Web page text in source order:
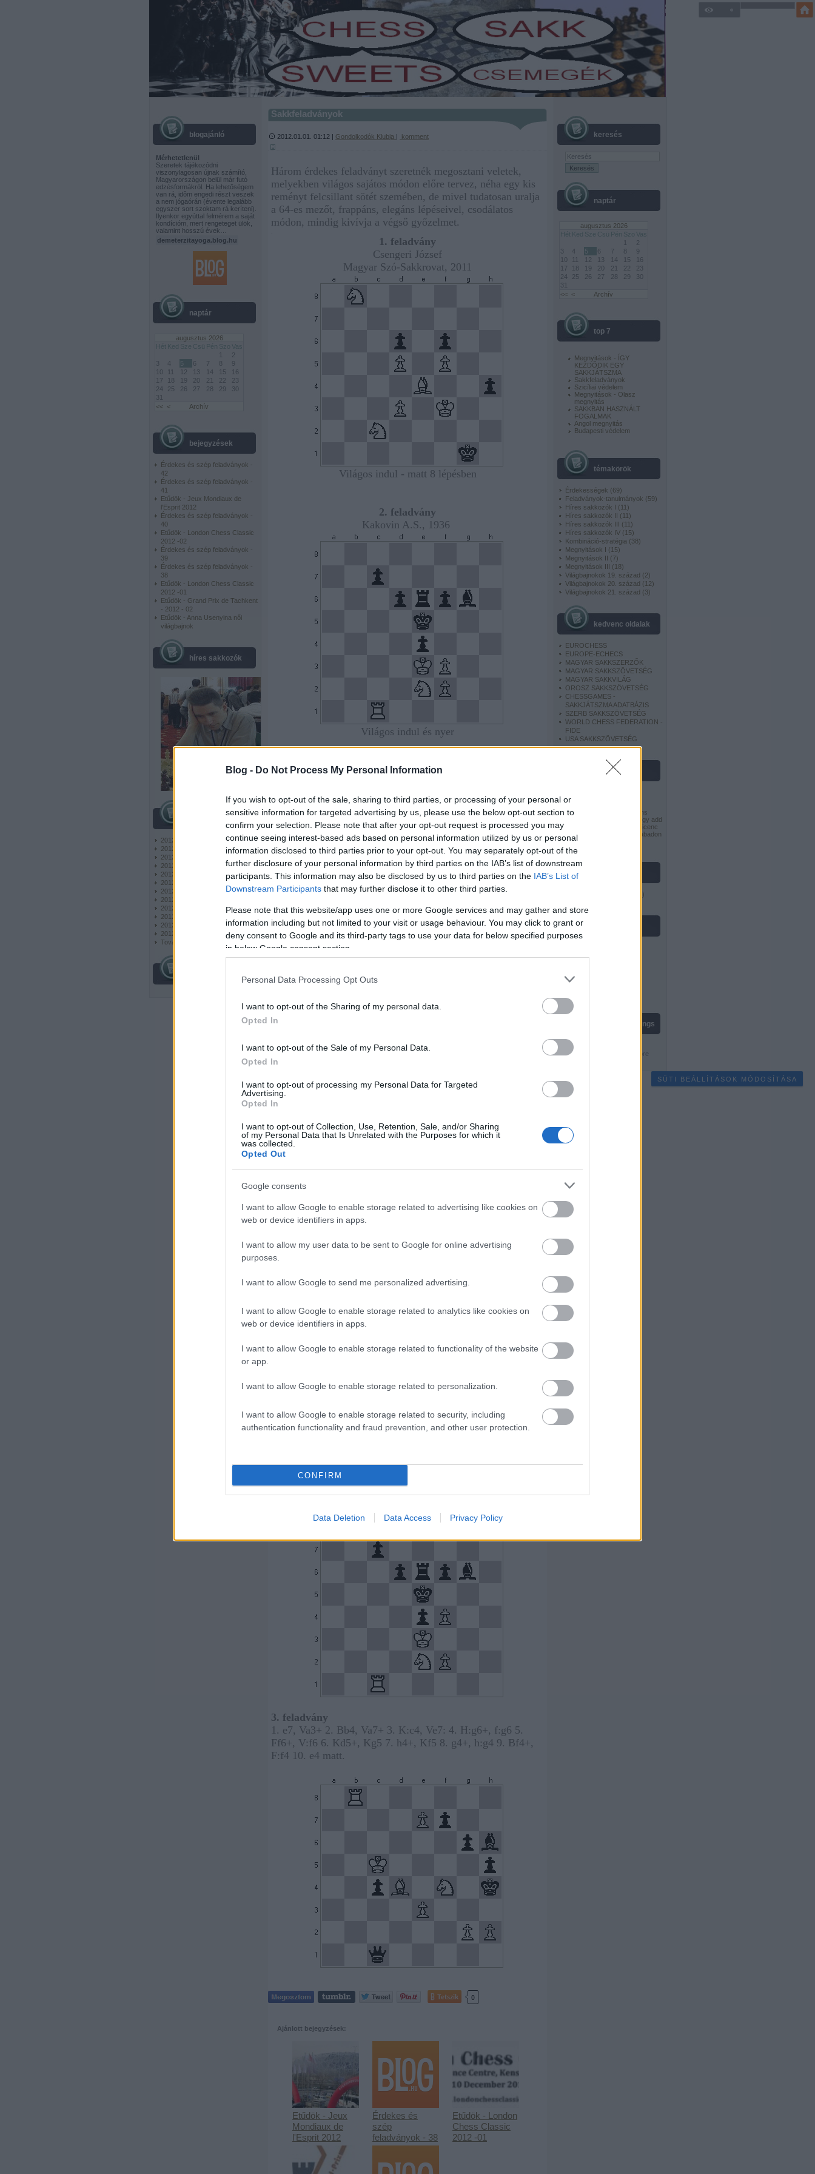
Blog - Do Not Process My Personal Information
If you wish to opt-out of the sale, sharing to third parties, or processing of your personal or
sensitive information for targeted advertising by us, please use the below opt-out section to
confirm your selection. Please note that after your opt-out request is processed you may
continue seeing interest-based ads based on personal information utilized by us or personal
information disclosed to third parties prior to your opt-out. You may separately opt-out of the
further disclosure of your personal information by third parties on the IAB’s list of downstream
participants. This information may also be disclosed by us to third parties on the IAB’s List of
Downstream Participants that may further disclose it to other third parties.
Please note that this website/app uses one or more Google services and may gather and store
information including but not limited to your visit or usage behaviour. You may click to grant or
deny consent to Google and its third-party tags to use your data for below specified purposes
in below Google consent section.
Personal Data Processing Opt Outs
I want to opt-out of the Sharing of my personal data.
Opted In
I want to opt-out of the Sale of my Personal Data.
Opted In
I want to opt-out of processing my Personal Data for Targeted
Advertising.
Opted In
I want to opt-out of Collection, Use, Retention, Sale, and/or Sharing
of my Personal Data that Is Unrelated with the Purposes for which it
was collected.
Opted Out
Google consents
I want to allow Google to enable storage related to advertising like cookies on
web or device identifiers in apps.
I want to allow my user data to be sent to Google for online advertising
purposes.
I want to allow Google to send me personalized advertising.
I want to allow Google to enable storage related to analytics like cookies on
web or device identifiers in apps.
I want to allow Google to enable storage related to functionality of the website
or app.
I want to allow Google to enable storage related to personalization.
I want to allow Google to enable storage related to security, including
authentication functionality and fraud prevention, and other user protection.
CONFIRM
Data Deletion Data Access Privacy Policy
sakk
-
blogajánló
Mérhetetlenül
Szeretek tájékozódni
viszonylagosan újnak számító,
Magyarországon belül már futó
edzésformákról. Ha lehetőségem
van rá, idôm engedi részt veszek
a nem jógaórán (évente legalább
egyszer sort szoktam rá keríteni).
Ilyenkor egyúttal felmérem a saját
kondícióm, mert rengeteget ülök,
valamint hosszú évek…
demeterzitayoga.blog.hu
naptár
augusztus 2026
Hét Ked Sze Csü Pén Szo Vas
<< < Archív
2
3
5 6 7 8
9
10
12 13 15
16
17
18 19 20 21 22
23
24
25 26 27 28 29
30
31
bejegyzések
Érdekes és szép feladványok -
42
Érdekes és szép feladványok -
41
Etűdök - Jeux Mondiaux de
l'Esprit 2012
Érdekes és szép feladványok -
40
Etűdök - London Chess Classic
2012 -02
Érdekes és szép feladványok -
39
Érdekes és szép feladványok -
38
Etűdök - London Chess Classic
2012 -01
Etűdök - Grand Prix de Tachkent
- 2012 - 02
Etűdök - Anna Usenyina női
világbajnok
híres sakkozók
2012 december
2012 november
2012 október
2012 szeptember
2012 augusztus
2012 július
2012 június
2012 május
2012 április
2012 március
2012 február
2012 január
Tovább
keresés
naptár
augusztus 2026
Hét Ked Sze Csü Pén Szo Vas
<< < Archív
2
3
5 6 7 8
9
10
12 13 15
16
17
18 19 20 21 22
23
24
25 26 27 28 29
30
31
top 7
Megnyitások - ÍGY
KEZDŐDIK EGY
SAKKJÁTSZMA
Sakkfeladványok
Szicíliai védelem
Megnyitások - Olasz
megnyitás
SAKKBAN HASZNÁLT
FOGALMAK
Angol megnyitás
Budapesti védelem
témakörök
Érdekességek (69)
Feladványok-tanulmányok (59)
Híres sakkozók I (11)
Híres sakkozók II (11)
Híres sakkozók III (11)
Híres sakkozók IV (15)
Kombináció-stratégia (38)
Megnyitások I (15)
Megnyitások II (7)
Megnyitások III (18)
Világbajnokok 19. század (2)
Világbajnokok 20. század (12)
Világbajnokok 21. század (3)
kedvenc oldalak
EUROCHESS
EUROPE-ECHECS
MAGYAR SAKKSZERZŐK
MAGYAR SAKKSZÖVETSÉG
MAGYAR SAKKVILÁG
OROSZ SAKKSZÖVETSÉG
CHESSGAMES -
SAKKJÁTSZMA ADATBÁZIS
SZERB SAKKSZÖVETSÉG
WORLD CHESS FEDERATION -
FIDE
USA SAKKSZÖVETSÉG
licenc
Ez a Mű a
Creative Commons
Nevezd meg! - Ne add el! - Így add
tovább! 2.5 Magyarország Licenc
feltételeinek megfelelően szabadon
felhasználható
)
bejegyzések
live chess ratings
Sakkfeladványok
2012.01.01. 01:12 | Gondolkodók Klubja | komment
Három érdekes feladványt szeretnék megosztani veletek,
melyekben világos sajátos módon előre tervez, néha egy kis
reményt felcsillant sötét szemében, de mivel tudatosan uralja
a 64-es mezőt, frappáns, elegáns lépéseivel, csodálatos
módon, mindig kivívja a végső győzelmet.
1. feladvány
Csengeri József
Magyar Szó-Sakkrovat, 2011
Világos indul - matt 8 lépésben
2. feladvány
Kakovin A.S., 1936
Világos indul és nyer
3. feladvány
1. feladvány
1. Hc6, h3 2. H6d4, h2 3. He2+, Kf1 4. Hg3+, Kg1 5. Hh1,
Kf1 6. d4, Kg1 7. He3, Kh1: 8. Kf2 matt.
2. f5, F:f5 3. Hf4+, Ke5 4. Bd1, c6 5. Bd5+, c:d5 6. Hd3+,
e:d37. f4 matt.
3. feladvány
1. e7, Va3+ 2. Bb4, Va7+ 3. K:c4, Ve7: 4. H:g6+, f:g6 5.
Ff6+, V:f6 6. Kd5+, Kg5 7. h4+, Kf5 8. g4+, h:g4 9. Bf4+,
F:f4 10. e4 matt.
Tetszik 0
Ajánlott bejegyzések:
Etűdök - Jeux
Mondiaux de
l'Esprit 2012
Érdekes és
szép
feladványok - 38
Etűdök - London
Chess Classic
2012 -01
SÜTI BEÁLLÍTÁSOK MÓDOSÍTÁSA